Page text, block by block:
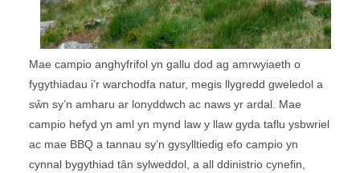
Mae campio anghyfrifol yn gallu dod ag amrwyiaeth o
fygythiadau i’r warchodfa natur, megis llygredd gweledol a
sŵn sy’n amharu ar lonyddwch ac naws yr ardal. Mae
campio hefyd yn aml yn mynd law y llaw gyda taflu ysbwriel
ac mae BBQ a tannau sy’n gysylltiedig efo campio yn
cynnal bygythiad tân sylweddol, a all ddinistrio cynefin,